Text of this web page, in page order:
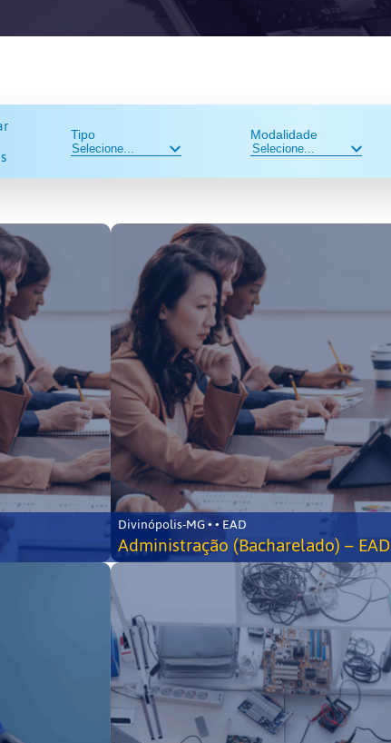
Tipo Modalidade
Divinópolis-MG • • EAD
Administração (Bacharelado) – EAD